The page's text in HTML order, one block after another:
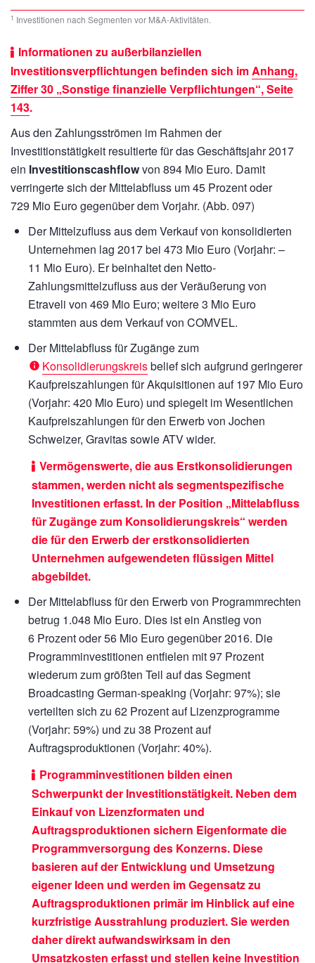
1 Investitionen nach Segmenten vor M&A-Aktivitäten.
Informationen zu außerbilanziellen
Investitionsverpflichtungen befinden sich imAnhang,
Ziffer 30 „Sonstige finanzielle Verpflichtungen“, Seite
143.
Aus den Zahlungsströmen im Rahmen der
Investitionstätigkeit resultierte für das Geschäftsjahr 2017
ein Investitionscashflowvon 894 Mio Euro. Damit
verringerte sich der Mittelabfluss um 45 Prozent oder
729 Mio Eurogegenüber dem Vorjahr. (Abb. 097)
Der Mittelzufluss aus dem Verkauf von konsolidierten
Unternehmen lag 2017 bei 473 Mio Euro (Vorjahr: –
11 Mio Euro). Er beinhaltet den Netto-
Zahlungsmittelzufluss aus der Veräußerung von
Etraveli von 469 Mio Euro; weitere3 Mio Euro
stammten aus dem Verkauf von COMVEL.
Der Mittelabfluss für Zugänge zum
Konsolidierungskreisbelief sich aufgrund geringerer
Kaufpreiszahlungen für Akquisitionen auf197 Mio Euro
(Vorjahr: 420 Mio Euro) und spiegelt im Wesentlichen
Kaufpreiszahlungen für den Erwerb von Jochen
Schweizer, Gravitas sowie ATV wider.
Vermögenswerte, die aus Erstkonsolidierungen
stammen, werden nicht als segmentspezifische
Investitionen erfasst. In der Position „Mittelabfluss
für Zugänge zum Konsolidierungskreis“ werden
die für den Erwerb der erstkonsolidierten
Unternehmen aufgewendeten flüssigen Mittel
abgebildet.
Der Mittelabfluss für den Erwerb von Programmrechten
betrug 1.048 Mio Euro. Dies ist ein Anstieg von
6 Prozent oder56 Mio Eurogegenüber 2016. Die
Programminvestitionen entfielen mit 97 Prozent
wiederum zum größten Teil auf das Segment
Broadcasting German-speaking (Vorjahr: 97%); sie
verteilten sich zu 62 Prozent auf Lizenzprogramme
(Vorjahr: 59%) und zu 38 Prozent auf
Auftragsproduktionen (Vorjahr: 40%).
Programminvestitionen bilden einen
Schwerpunkt der Investitionstätigkeit. Neben dem
Einkauf von Lizenzformaten und
Auftragsproduktionen sichern Eigenformate die
Programmversorgung des Konzerns. Diese
basieren auf der Entwicklung und Umsetzung
eigener Ideen und werden im Gegensatz zu
Auftragsproduktionen primär im Hinblick auf eine
kurzfristige Ausstrahlung produziert. Sie werden
daher direkt aufwandswirksam in den
Umsatzkosten erfasst und stellen keine Investition